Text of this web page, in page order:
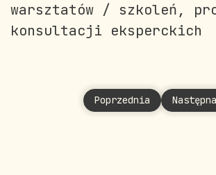
warsztatów / szkoleń,
konsultacji eksperckich
Poprzednia strona:
Poprzednia Następna